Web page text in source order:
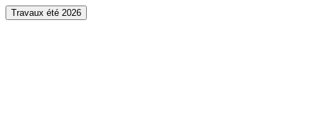
Travaux été 2026